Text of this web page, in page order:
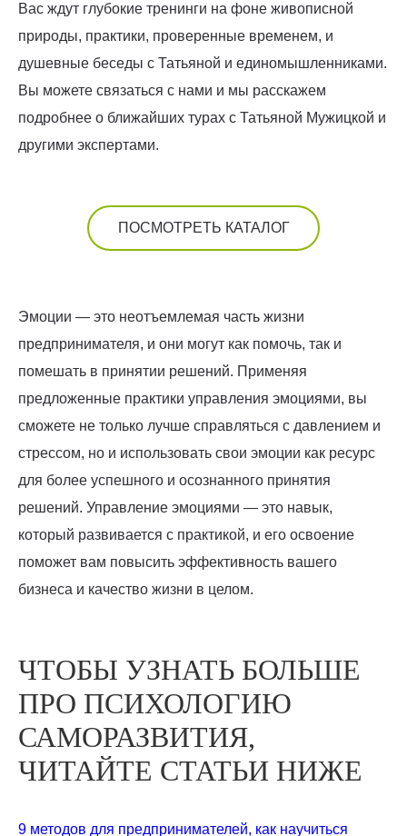
Вас ждут глубокие тренинги на фоне живописной
природы, практики, проверенные временем, и
душевные беседы с Татьяной и единомышленниками.
Вы можете связаться с нами и мы расскажем
подробнее о ближайших турах с Татьяной Мужицкой и
другими экспертами.
ПОСМОТРЕТЬ КАТАЛОГ
Эмоции — это неотъемлемая часть жизни
предпринимателя, и они могут как помочь, так и
помешать в принятии решений. Применяя
предложенные практики управления эмоциями, вы
сможете не только лучше справляться с давлением и
стрессом, но и использовать свои эмоции как ресурс
для более успешного и осознанного принятия
решений. Управление эмоциями — это навык,
который развивается с практикой, и его освоение
поможет вам повысить эффективность вашего
бизнеса и качество жизни в целом.
ЧТОБЫ УЗНАТЬ БОЛЬШЕ
ПРО ПСИХОЛОГИЮ
САМОРАЗВИТИЯ,
ЧИТАЙТЕ СТАТЬИ НИЖЕ
9 методов для предпринимателей, как научиться